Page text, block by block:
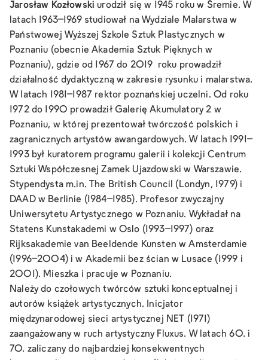
Jarosław Kozłowski urodził się w 1945 roku w Śremie. W
latach 1963–1969 studiował na Wydziale Malarstwa w
Państwowej Wyższej Szkole Sztuk Plastycznych w
Poznaniu (obecnie Akademia Sztuk Pięknych w
Poznaniu), gdzie od 1967 do 2019 roku prowadził
działalność dydaktyczną w zakresie rysunku i malarstwa.
W latach 1981–1987 rektor poznańskiej uczelni. Od roku
1972 do 1990 prowadził Galerię Akumulatory 2 w
Poznaniu, w której prezentował twórczość polskich i
zagranicznych artystów awangardowych. W latach 1991–
1993 był kuratorem programu galerii i kolekcji Centrum
Sztuki Współczesnej Zamek Ujazdowski w Warszawie.
Stypendysta m.in. The British Council (Londyn, 1979) i
DAAD w Berlinie (1984–1985). Profesor zwyczajny
Uniwersytetu Artystycznego w Poznaniu. Wykładał na
Statens Kunstakademi w Oslo (1993–1997) oraz
Rijksakademie van Beeldende Kunsten w Amsterdamie
(1996–2004) i w Akademii bez ścian w Lusace (1999 i
2001). Mieszka i pracuje w Poznaniu.
Należy do czołowych twórców sztuki konceptualnej i
autorów książek artystycznych. Inicjator
międzynarodowej sieci artystycznej NET (1971)
zaangażowany w ruch artystyczny Fluxus. W latach 60. i
70. zaliczany do najbardziej konsekwentnych